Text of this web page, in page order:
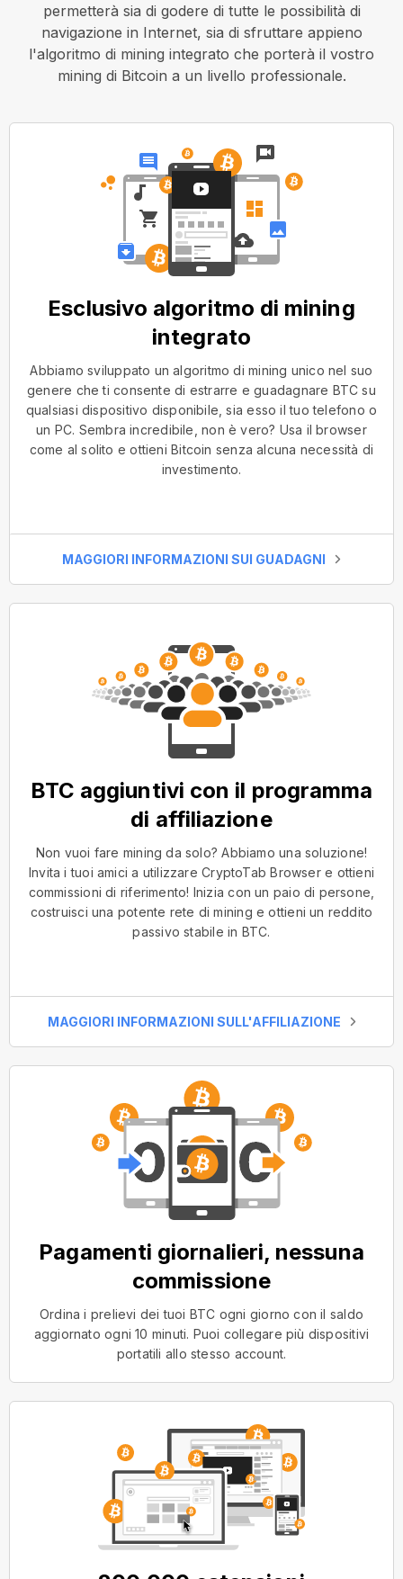
permetterà sia di godere di tutte le possibilità di
navigazione in Internet, sia di sfruttare appieno
l'algoritmo di mining integrato che porterà il vostro
mining di Bitcoin a un livello professionale.
Esclusivo algoritmo di mining
integrato
Abbiamo sviluppato un algoritmo di mining unico nel suo
genere che ti consente di estrarre e guadagnare BTC su
qualsiasi dispositivo disponibile, sia esso il tuo telefono o
un PC. Sembra incredibile, non è vero? Usa il browser
come al solito e ottieni Bitcoin senza alcuna necessità di
investimento.
MAGGIORI INFORMAZIONI SUI GUADAGNI
BTC aggiuntivi con il programma
di affiliazione
Non vuoi fare mining da solo? Abbiamo una soluzione!
Invita i tuoi amici a utilizzare CryptoTab Browser e ottieni
commissioni di riferimento! Inizia con un paio di persone,
costruisci una potente rete di mining e ottieni un reddito
passivo stabile in BTC.
MAGGIORI INFORMAZIONI SULL'AFFILIAZIONE
Pagamenti giornalieri, nessuna
commissione
Ordina i prelievi dei tuoi BTC ogni giorno con il saldo
aggiornato ogni 10 minuti. Puoi collegare più dispositivi
portatili allo stesso account.